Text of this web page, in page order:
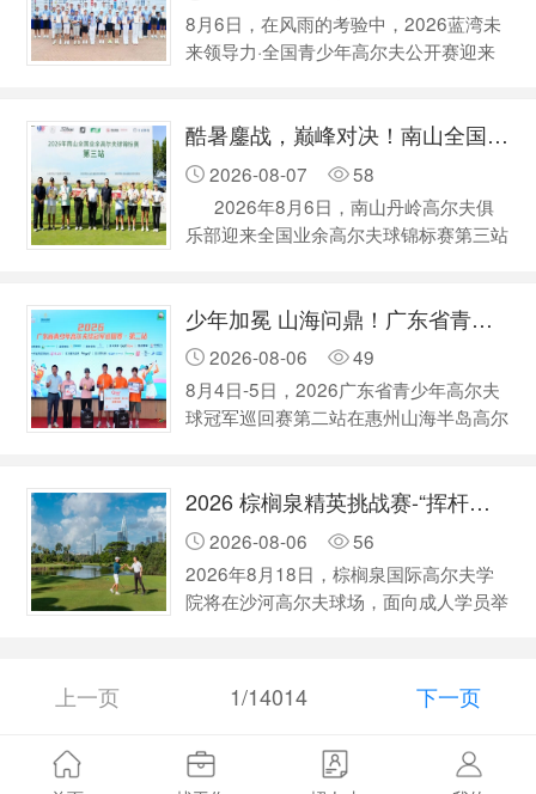
七年，也是第一次从城市球场走向高原雨
林。来自11个国家及地区的青少年球员
双…
8月6日，在风雨的考验中，2026蓝湾未
来领导力·全国青少年高尔夫公开赛迎来
盛勋、刘美均分别问鼎男女C组。王冠
勋、李佳璇则分别夺得男女D组胜利。
A、B组别则将在明日迎来最终的冠军冲
刺。目前，男女A组依旧由李贽、蔡慧珍
分别领跑。李一凡、曹可则分别占据男女
酷暑鏖战，巅峰对决！南山全国业余高尔夫锦标赛第三站收官
2026-08-07
58
2026年8月6日，南山丹岭高尔夫俱
乐部迎来全国业余高尔夫球锦标赛第三站
全程高能，见证冠军诞生！ 近期本地
持续高温酷暑，露天球场日照强烈，长时
间户外竞技极易引发中暑等不适。为全方
位保障参赛球员、裁判及现场工作人员身
体健康，赛事组委会提前部署全套高温防
少年加冕 山海问鼎！广东省青少年冠军巡回赛赛第二站落幕
2026-08-06
49
8月4日-5日，2026广东省青少年高尔夫
球冠军巡回赛第二站在惠州山海半岛高尔
湾区及海外青少年球员，历经两日36洞
激烈角逐，各组别冠军悉数诞生。赛事设
置清晰晋升通道：A组前三名、B组冠军
可直通广东巡回赛第三站，是少年球手奔
赴职业赛场的重要阶梯。 两轮比赛日晴
2026 棕榈泉精英挑战赛-“挥杆为萌” 正式开启报名
2026-08-06
56
2026年8月18日，棕榈泉国际高尔夫学
院将在沙河高尔夫球场，面向成人学员举
会“流浪猫 TNR 绝育计划”温情联动，将
运动的热情转化为对这些弱小生命的真切
一、赛事名称：2026 棕榈泉精英挑战
上一页 1/14014 下一页